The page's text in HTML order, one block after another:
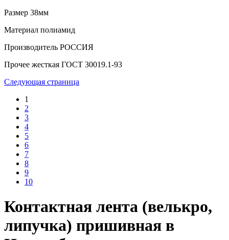
Размер 38мм
Материал полиамид
Производитель РОССИЯ
Прочее жесткая ГОСТ 30019.1-93
Следующая страница
1
2
3
4
5
6
7
8
9
10
Контактная лента (велькро,
липучка) пришивная в